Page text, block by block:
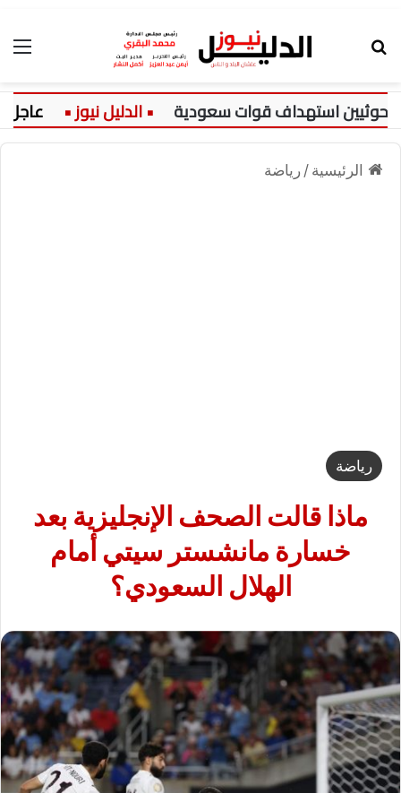
استهداف قوات سعودية عاجل:
الرئيسية / رياضة
رياضة
ماذا قالت الصحف الإنجليزية بعد
خسارة مانشستر سيتي أمام
الهلال السعودي؟